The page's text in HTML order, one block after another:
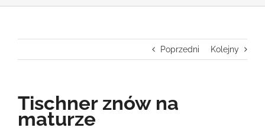
Poprzedni Kolejny
Tischner znów na
maturze